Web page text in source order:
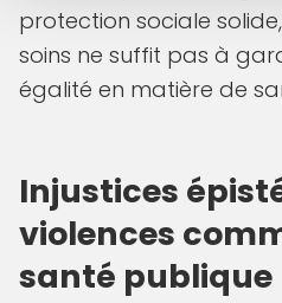
protection sociale
soins ne suffit pas à
égalité en matière de
Injustices
violences
santé publique